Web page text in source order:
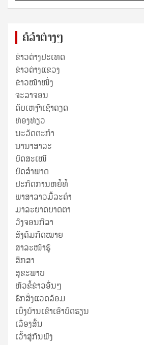
ຄໍລຳຕ່າງໆ
ຂ່າວຕ່າງປະເທດ
ຂ່າວ​ຕ່າງ​ແຂວງ
ຂ່າວໜ້າໜຶ່ງ
ຈະລາຈອນ
ດັບເຫງົາເຊົາຄຽດ
ທ່ອງທ່ຽວ
ນະວັດຕະກໍາ
ນານາສາລະ
ບົດສະເໜີ
ບົດສໍາພາດ
ປະກົດການຫຍໍ້ທໍ້
ພາສາລາວມື້ລະຄຳ
ມາລະຍາດບາດຕາ
ວົງຈອນກີລາ
ສັງຄົມກົດໝາຍ
ສາລະໜ້າຮູ້
ສຶກສາ
ສຸ​ຂະ​ພາບ
ຫົວຂໍ້ຂ່າວອື່ນໆ
ຮັກສິ່ງແວດລ້ອມ
ເບິ່ງບ້ານເຂົາເອົາບົດຮຽນ
ເລື່ອງສັ້ນ
ເວົ້າສູ່ກັນຟັງ